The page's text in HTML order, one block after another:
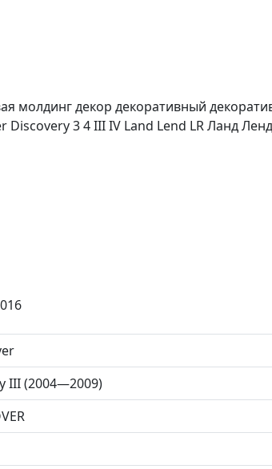
молдинг декор декоративный
3 4 III IV Land Lend LR Ланд
III (2004—2009)